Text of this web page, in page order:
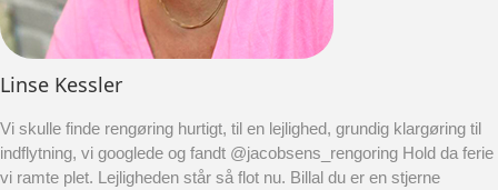
Linse Kessler
Vi skulle finde rengøring hurtigt, til en lejlighed, grundig klargøring til
indflytning, vi googlede og fandt @jacobsens_rengoring Hold da ferie
vi ramte plet. Lejligheden står så flot nu. Billal du er en stjerne